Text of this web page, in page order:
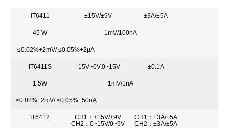
IT6411 ±15V/±9V ±3A/±5A
45 W 1mV/100nA
≤0.02%+2mV/ ≤0.05%+2µA
IT6411S -15V~0V,0~15V ±0.1A
1.5W 1mV/1nA
≤0.02%+2mV/ ≤0.05%+50nA
IT6412
CH1：±15V/±9V
CH2：0~15V/0~9V
CH1：±3A/±5A
CH2：±3A/±5A